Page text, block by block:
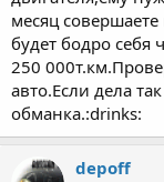
месяц
будет бодро себя
250
авто.Если дела
обманка.:drinks:
depoff